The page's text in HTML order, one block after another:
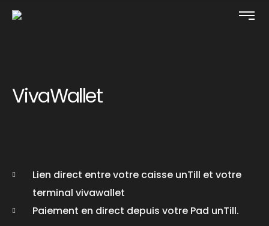
VivaWallet
Lien direct entre votre caisse unTill et votre
terminal vivawallet
Paiement en direct depuis votre Pad unTill.